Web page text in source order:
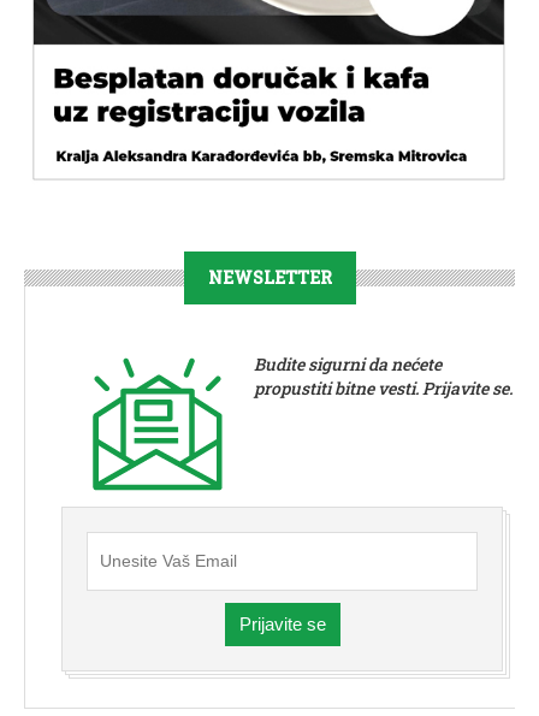
NEWSLETTER
Budite sigurni da nećete
propustiti bitne vesti. Prijavite se.
Prijavite se